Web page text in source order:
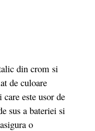
din crom si
de culoare
este usor de
sus a bateriei si
o